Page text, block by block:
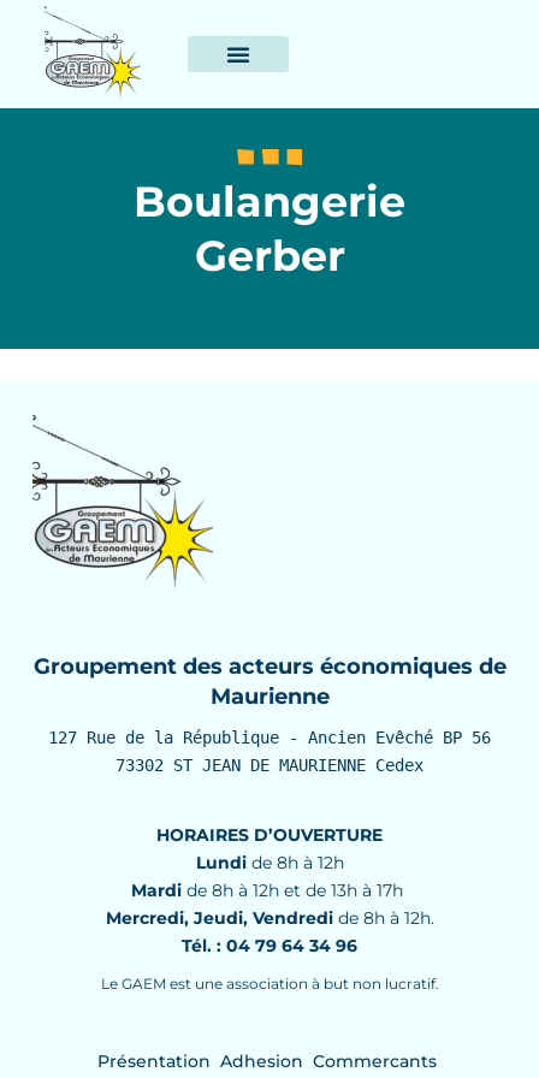
Boulangerie
Gerber
Groupement des acteurs économiques de
Maurienne
127 Rue de la République - Ancien Evêché BP 56
73302 ST JEAN DE MAURIENNE Cedex
HORAIRES D’OUVERTURE
Lundide 8h à 12h
Mardi de 8h à 12h et de 13h à 17h
Mercredi, Jeudi, Vendredide 8h à 12h.
Tél. : 04 79 64 34 96
Le GAEM est une association à but non lucratif.
Présentation Adhesion Commercants